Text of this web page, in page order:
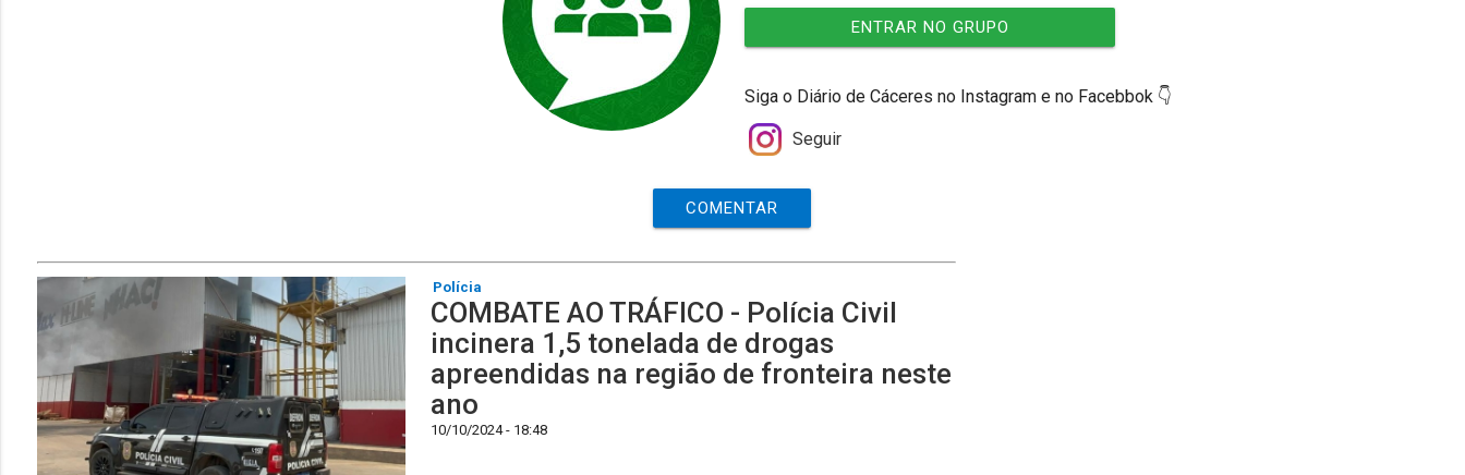
ENTRAR NO GRUPO
Siga o Diário de Cáceres no Instagram e no Facebbok 👇
Seguir
COMENTAR
Polícia
COMBATE AO TRÁFICO - Polícia Civil
incinera 1,5 tonelada de drogas
apreendidas na região de fronteira neste
ano
10/10/2024 - 18:48